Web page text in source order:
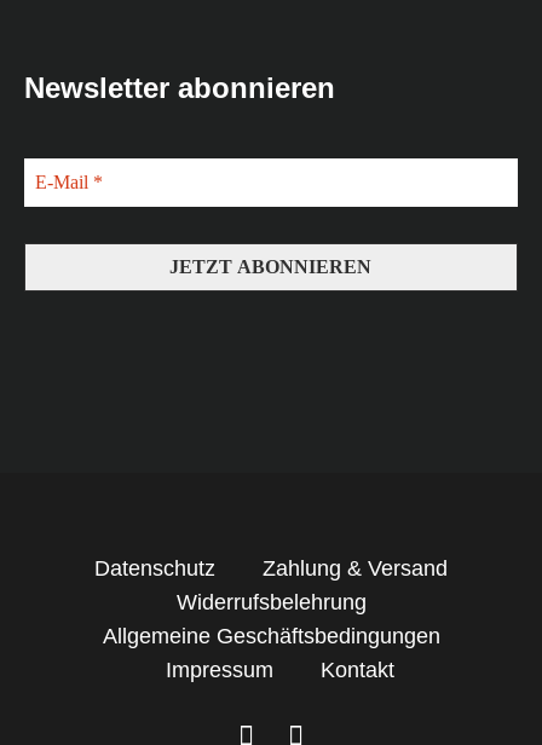
Newsletter abonnieren
Datenschutz
Zahlung & Versand
Widerrufsbelehrung
Allgemeine Geschäftsbedingungen
Impressum
Kontakt